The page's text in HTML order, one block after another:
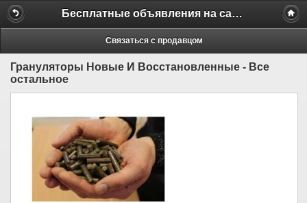
Бесплатные объявления на сайте MILAMO.ru
Связаться с продавцом
Грануляторы Новые И Восстановленные - Все
остальное